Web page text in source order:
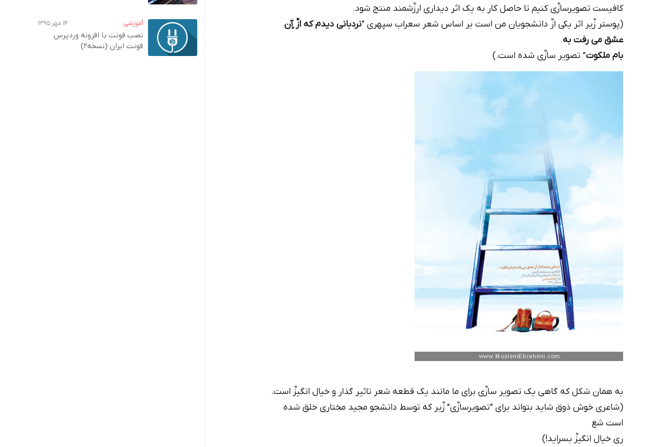
کافیست تصویرسازٌی کنیم تا حاصل کار به یک اثر دیداری ارزٌشمند منتج شود.
(پوستر زٌیر اثر یکی ازٌ دانشجویان من است بر اساس شعر سعراب سپهری “نردبانی دیدم که ازٌ آٍن
عشق می رفت به
بام ملکوت” تصویر سازٌی شده است.)
به همان شکل که گاهی یک تصویر سازٌی برای ما مانند یک قطعه شعر تاثیر گذار و خیال انگیزٌ است.
(شاعری خوش ذوق شاید بتواند برای “تصویرسازٌی” زٌیر که توسط دانشجو مجید مختاری خلق شده
است شع
ری خیال انگیزٌ بسراید!)
آموزشی ۱۴ مهر ۱۳۹۵
نصب فونت با افزونه وردپرس
فونت ایران (نسخه2)